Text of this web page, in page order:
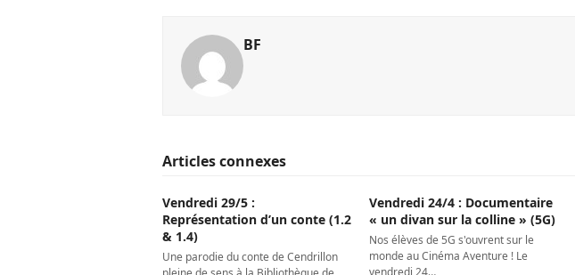
BF
Articles connexes
Vendredi 29/5 :
Représentation d’un conte (1.2
& 1.4)
Une parodie du conte de Cendrillon
Vendredi 24/4 : Documentaire
« un divan sur la colline » (5G)
Nos élèves de 5G s'ouvrent sur le
monde au Cinéma Aventure ! Le